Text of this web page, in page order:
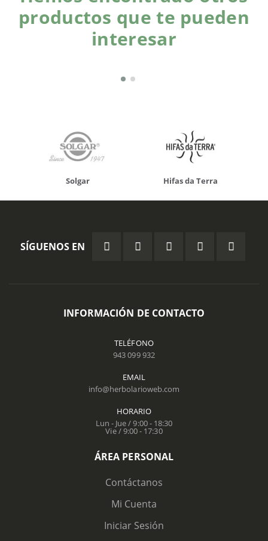
productos que te pueden
interesar
Solgar Hifas da Terra
SÍGUENOS EN
INFORMACIÓN DE CONTACTO
TELÉFONO
943 099 932
EMAIL
info@herbolarioweb.com
HORARIO
Lun - Jue / 9:00 - 18:30
Vie / 9:00 - 17:30
ÁREA PERSONAL
Contáctanos
Mi Cuenta
Iniciar Sesión